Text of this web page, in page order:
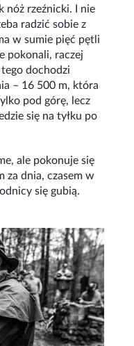
nóż rzeźnicki. I nie
radzić sobie z
w sumie pięć pętli
pokonali, raczej
dochodzi
– 16 500 m, która
pod górę, lecz
się na tyłku po
ale pokonuje się
za dnia, czasem w
się gubią.